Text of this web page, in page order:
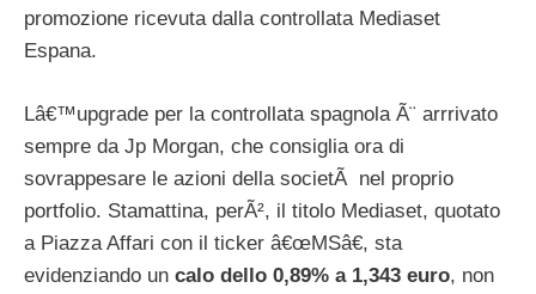
promozione ricevuta dalla controllata Mediaset
Espana.
Lâ€™upgrade per la controllata spagnola Ã¨ arrrivato
sempre da Jp Morgan, che consiglia ora di
sovrappesare le azioni della societÃ nel proprio
portfolio. Stamattina, perÃ², il titolo Mediaset, quotato
a Piazza Affari con il ticker â€œMSâ€, sta
evidenziando un calo dello 0,89% a 1,343 euro, non